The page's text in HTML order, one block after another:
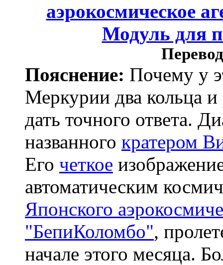
аэрокосмическое
Модуль для
Пояснение: Почему у
Меркурии два кольца
дать точного ответа.
названного кратером
Его четкое
автоматическим
Японского
"БепиКоломбо",
начале этого месяца.